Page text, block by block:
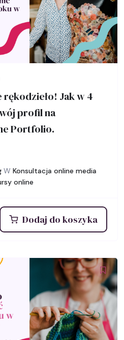
Jak w 4
profil na
Portfolio.
W Konsultacja online media
online
Dodaj do koszyka